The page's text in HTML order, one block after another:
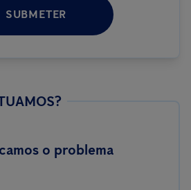
SUBMETER
o problema